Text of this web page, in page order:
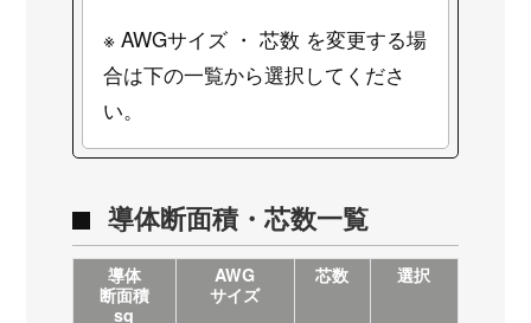
※ AWGサイズ ・ 芯数 を変更する場
合は下の一覧から選択してくださ
い。
導体断面積・芯数一覧
導体
断面積
sq
AWG
サイズ
芯数 選択